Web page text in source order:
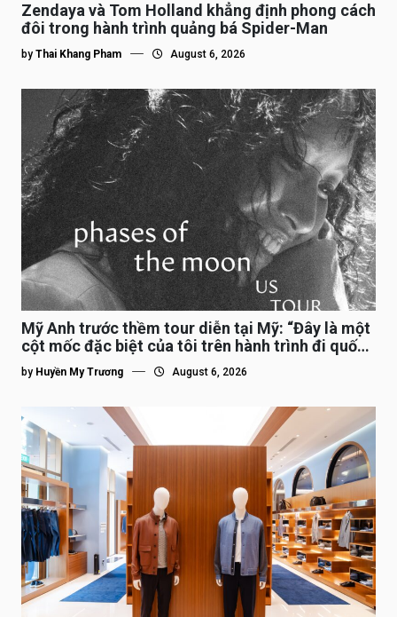
Zendaya và Tom Holland khẳng định phong cách
đôi trong hành trình quảng bá Spider-Man
by Thai Khang Pham August 6, 2026
Mỹ Anh trước thềm tour diễn tại Mỹ: “Đây là một
cột mốc đặc biệt của tôi trên hành trình đi quốc
tế”
by Huyền My Trương August 6, 2026